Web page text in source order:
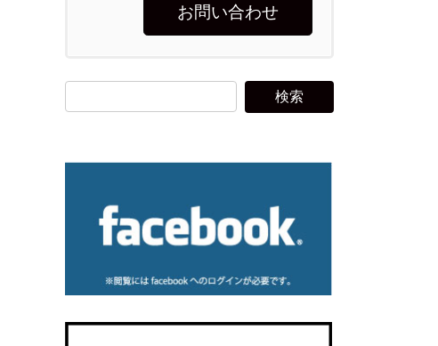
お問い合わせ